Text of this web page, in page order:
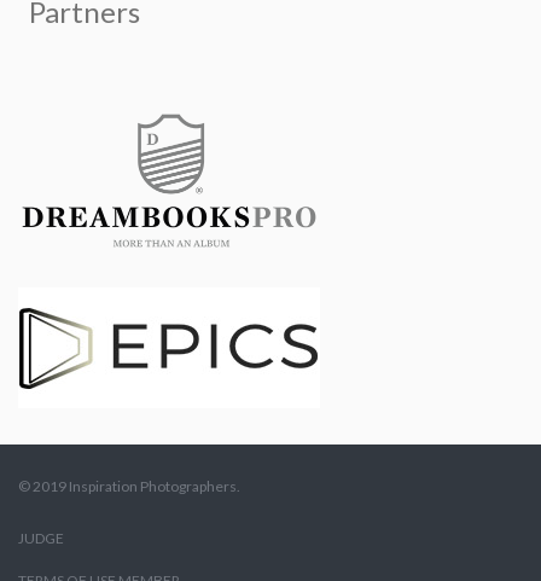
© 2019 Inspiration Photographers.
JUDGE